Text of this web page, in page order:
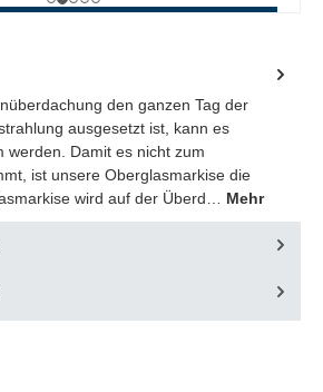
den ganzen Tag der
ausgesetzt ist, kann es
werden. Damit es nicht zum
ist unsere Oberglasmarkise die
wird auf der Überd… Mehr